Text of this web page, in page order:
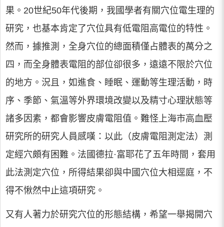
果。20世紀50年代後期，我國學者有關穴位電生理的
研究，也基本肯定了穴位具有低電阻高電位的特性。
然而，據推測，全身穴位的總面積僅占體表的萬分之
四，而全身體表電阻的部位卻很多，遠遠不限於穴位
的地方。況且，如進食、睡眠、運動等生理活動，時
序、季節、氣溫等外界環境改變以及精寸心理狀態等
諸多因素，都會影響皮膚電阻值。難怪上海市高血壓
研究所的研究人員感嘆：以此（皮膚電阻測定法）測
定經穴頗有困難。法國德拉·富耶花了五年時間，套用
此法測定穴位，所得結果卻與中國穴位大相逕庭，不
得不愀然中止這項研究。
又有人著力於研究穴位的形態結構，希望一舉揭開穴